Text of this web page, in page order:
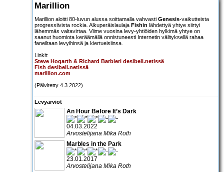
Marillion
Marillion aloitti 80-luvun alussa soittamalla vahvasti Genesis-vaikutteista
progressiivista rockia. Alkuperäislaulaja Fishin lähdettyä yhtye siirtyi
lähemmäs valtavirtaa. Viime vuosina levy-yhtiöiden hylkimä yhtye on
saanut huomiota keräämällä onnistuneesti Internetin välityksellä rahaa
faneiltaan levyihinsä ja kiertueisiinsa.
Linkit:
Steve Hogarth & Richard Barbieri desibeli.netissä
Fish desibeli.netissä
marillion.com
(Päivitetty 4.3.2022)
Levyarviot
An Hour Before It’s Dark
04.03.2022
Arvostelijana Mika Roth
Marbles in the Park
23.01.2017
Arvostelijana Mika Roth